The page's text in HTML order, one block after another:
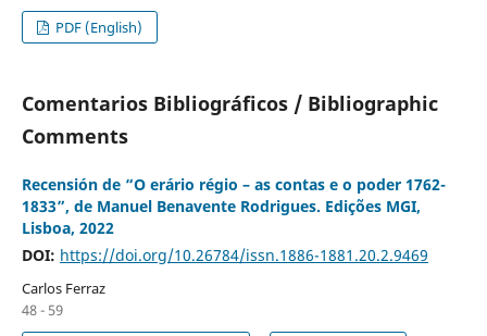
PDF (English)
Comentarios Bibliográficos / Bibliographic
Comments
Recensión de “O erário régio – as contas e o poder 1762-
1833”, de Manuel Benavente Rodrigues. Edições MGI,
Lisboa, 2022
DOI: https://doi.org/10.26784/issn.1886-1881.20.2.9469
Carlos Ferraz
48 - 59